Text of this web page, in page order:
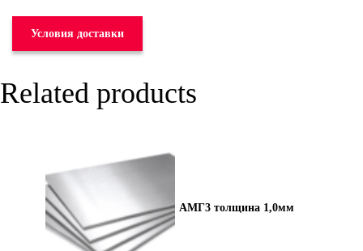
Условия доставки
Related products
АМГ3 толщина 1,0мм